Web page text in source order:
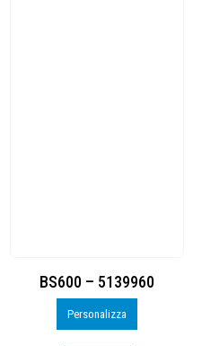
BS600 – 5139960
Personalizza